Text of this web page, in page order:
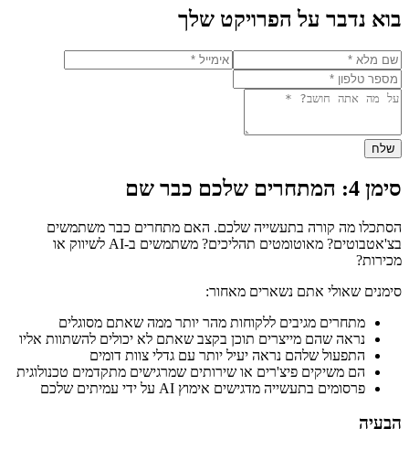
בוא נדבר על הפרויקט שלך
שלח
סימן 4: המתחרים שלכם כבר שם
הסתכלו מה קורה בתעשייה שלכם. האם מתחרים כבר משתמשים
בצ'אטבוטים? מאוטומטים תהליכים? משתמשים ב-AI לשיווק או
מכירות?
סימנים שאולי אתם נשארים מאחור:
מתחרים מגיבים ללקוחות מהר יותר ממה שאתם מסוגלים
נראה שהם מייצרים תוכן בקצב שאתם לא יכולים להשתוות אליו
התפעול שלהם נראה יעיל יותר עם גדלי צוות דומים
הם משיקים פיצ'רים או שירותים שמרגישים מתקדמים טכנולוגית
פרסומים בתעשייה מדגישים אימוץ AI על ידי עמיתים שלכם
הבעיה